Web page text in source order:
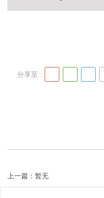
分享至 :
上一篇：暂无